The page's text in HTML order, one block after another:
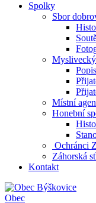
Spolky
Sbor
Místní
Honební
Ochránci
Záhorská
Kontakt
Obec